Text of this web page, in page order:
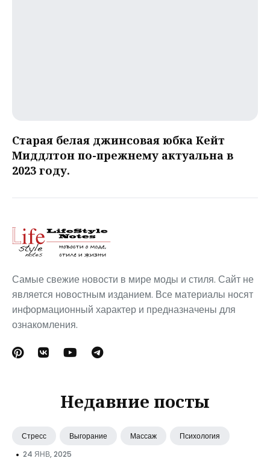
Старая белая джинсовая юбка Кейт
Миддлтон по-прежнему актуальна в
2023 году.
Самые свежие новости в мире моды и стиля. Сайт не
является новостным изданием. Все материалы носят
информационный характер и предназначены для
ознакомления.
Недавние посты
Стресс Выгорание Массаж Психология
• 24 ЯНВ, 2025